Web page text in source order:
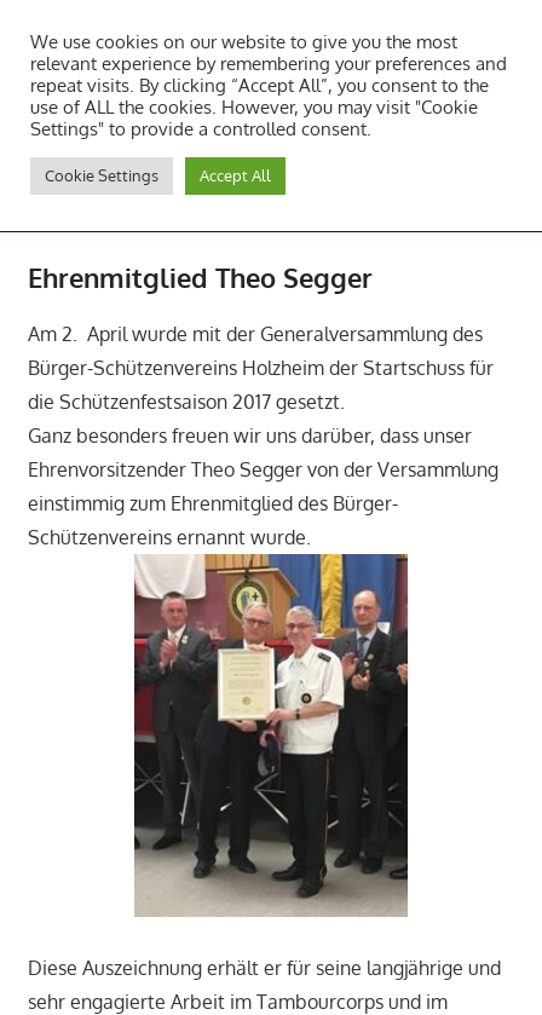
Inhalt
springenTambourcorps Concordia
Holzheim 1923
Tambourcorps
ConcordiaNAVIGATION
Ehrenmitglied Theo Segger
Am 2. April wurde mit der Generalversammlung des
Bürger-Schützenvereins Holzheim der Startschuss für
die Schützenfestsaison 2017 gesetzt.
Ganz besonders freuen wir uns darüber, dass unser
Ehrenvorsitzender Theo Segger von der Versammlung
einstimmig zum Ehrenmitglied des Bürger-
Schützenvereins ernannt wurde.
Diese Auszeichnung erhält er für seine langjährige und
sehr engagierte Arbeit im Tambourcorps und im
We use cookies on our website to give you the most
relevant experience by remembering your preferences and
repeat visits. By clicking “Accept All”, you consent to the
use of ALL the cookies. However, you may visit "Cookie
Settings" to provide a controlled consent.
Cookie Settings Accept All